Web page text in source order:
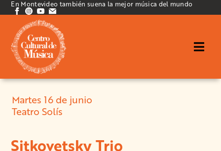
En Montevideo también suena la mejor música del mundo
Martes 16 de junio
Teatro Solís
Sitkovetsky Trio